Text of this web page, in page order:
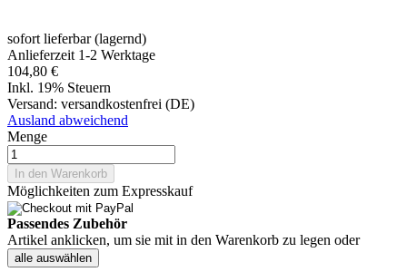
sofort lieferbar (lagernd)
Anlieferzeit 1-2 Werktage
104,80 €
Inkl. 19% Steuern
Versand: versandkostenfrei (DE)
Ausland abweichend
Menge
In den Warenkorb
Möglichkeiten zum Expresskauf
Passendes Zubehör
Artikel anklicken, um sie mit in den Warenkorb zu legen oder
alle auswählen